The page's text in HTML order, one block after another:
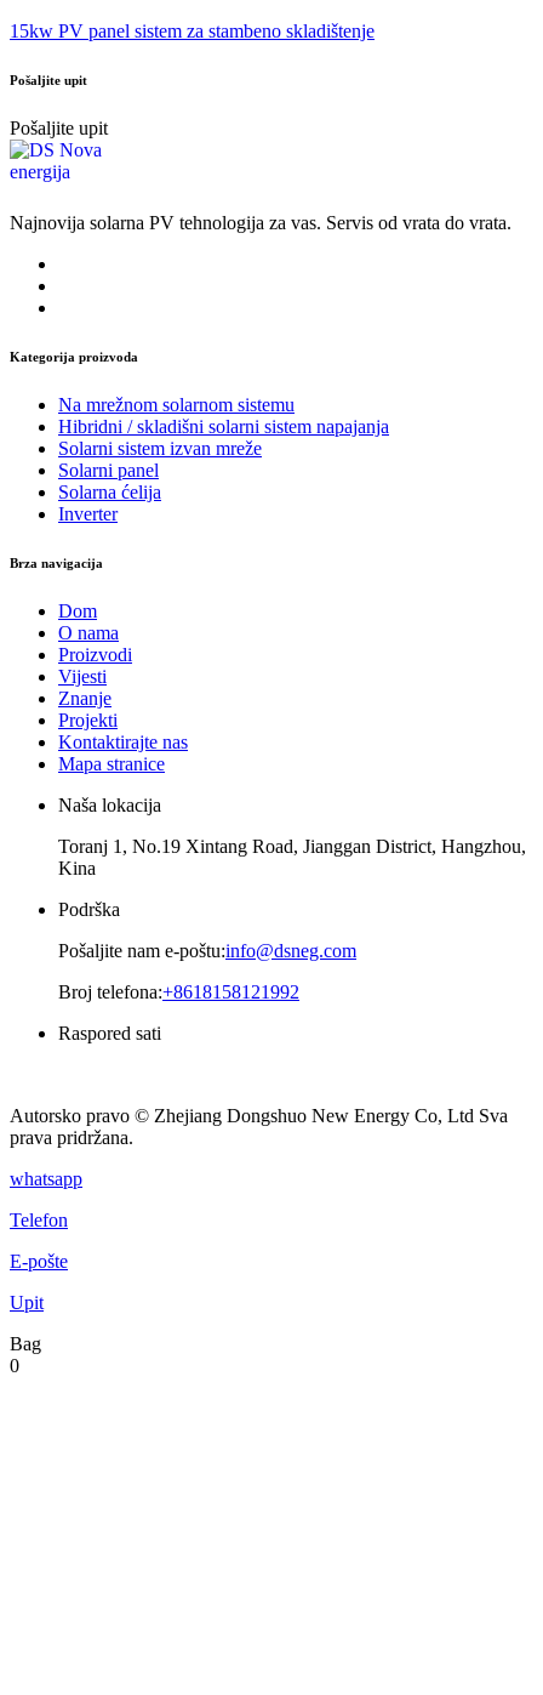
15kw PV panel sistem za stambeno skladištenje
Pošaljite upit
Pošaljite upit
Najnovija solarna PV tehnologija za vas. Servis od vrata do vrata.
Kategorija proizvoda
Na mrežnom solarnom sistemu
Hibridni / skladišni solarni sistem napajanja
Solarni sistem izvan mreže
Solarni panel
Solarna ćelija
Inverter
Brza navigacija
Dom
O nama
Proizvodi
Vijesti
Znanje
Projekti
Kontaktirajte nas
Mapa stranice
Naša lokacija
Toranj 1, No.19 Xintang Road, Jianggan District, Hangzhou,
Kina
Podrška
Pošaljite nam e-poštu:info@dsneg.com
Broj telefona:+8618158121992
Raspored sati
Autorsko pravo © Zhejiang Dongshuo New Energy Co, Ltd Sva
prava pridržana.
whatsapp
Telefon
E-pošte
Upit
Bag
0